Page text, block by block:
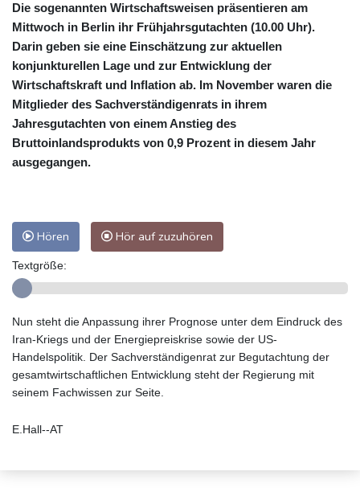
Die sogenannten Wirtschaftsweisen präsentieren am
Mittwoch in Berlin ihr Frühjahrsgutachten (10.00 Uhr).
Darin geben sie eine Einschätzung zur aktuellen
konjunkturellen Lage und zur Entwicklung der
Wirtschaftskraft und Inflation ab. Im November waren die
Mitglieder des Sachverständigenrats in ihrem
Jahresgutachten von einem Anstieg des
Bruttoinlandsprodukts von 0,9 Prozent in diesem Jahr
ausgegangen.
Hören Hör auf zuzuhören
Textgröße:
Nun steht die Anpassung ihrer Prognose unter dem Eindruck des
Iran-Kriegs und der Energiepreiskrise sowie der US-
Handelspolitik. Der Sachverständigenrat zur Begutachtung der
gesamtwirtschaftlichen Entwicklung steht der Regierung mit
seinem Fachwissen zur Seite.
E.Hall--AT